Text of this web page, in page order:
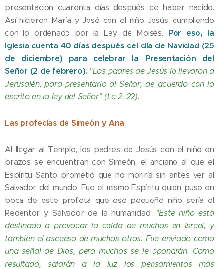
presentación cuarenta días después de haber nacido.
Así hicieron María y José con el niño Jesús, cumpliendo
con lo ordenado por la Ley de Moisés. Por eso, la
Iglesia cuenta 40 días después del día de Navidad (25
de diciembre) para celebrar la Presentación del
Señor (2 de febrero). "Los padres de Jesús lo llevaron a
Jerusalén, para presentarlo al Señor, de acuerdo con lo
escrito en la ley del Señor" (Lc 2, 22).
Las profecías de Simeón y Ana
Al llegar al Templo, los padres de Jesús con el niño en
brazos se encuentran con Simeón, el anciano al que el
Espíritu Santo prometió que no moriría sin antes ver al
Salvador del mundo. Fue el mismo Espíritu quien puso en
boca de este profeta que ese pequeño niño sería el
Redentor y Salvador de la humanidad:
"Este niño está
destinado a provocar la caída de muchos en Israel, y
también el ascenso de muchos otros. Fue enviado como
una señal de Dios, pero muchos se le opondrán. Como
resultado, saldrán a la luz los pensamientos más